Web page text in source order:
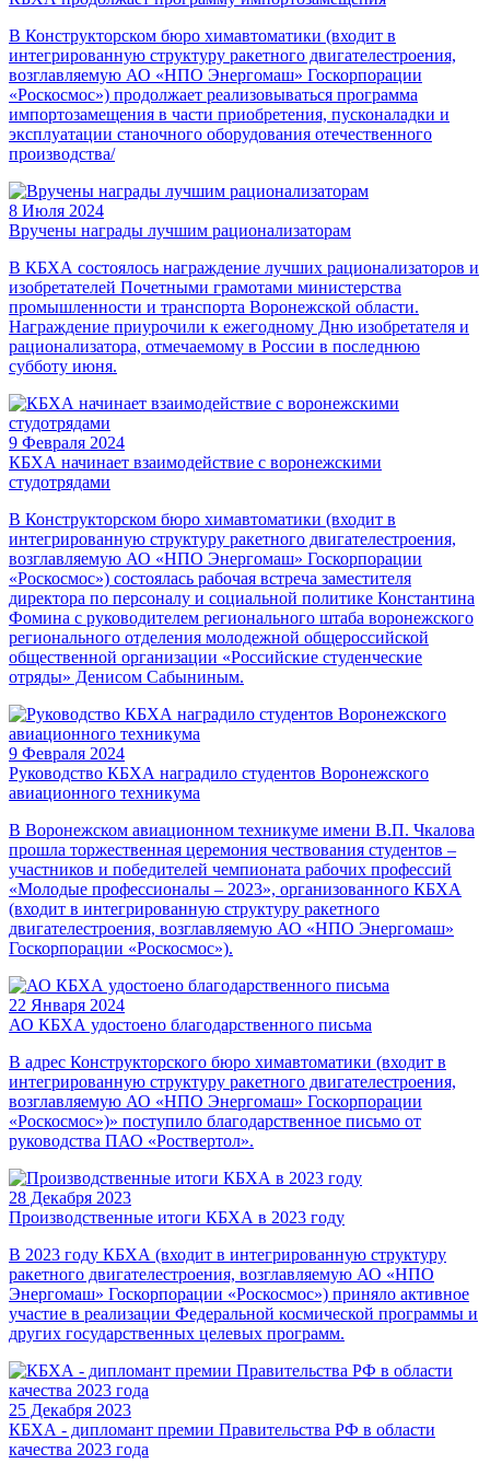
В Конструкторском бюро химавтоматики (входит в
интегрированную структуру ракетного двигателестроения,
возглавляемую АО «НПО Энергомаш» Госкорпорации
«Роскосмос») продолжает реализовываться программа
импортозамещения в части приобретения, пусконаладки и
эксплуатации станочного оборудования отечественного
производства/
8 Июля 2024
Вручены награды лучшим рационализаторам
В КБХА состоялось награждение лучших рационализаторов и
изобретателей Почетными грамотами министерства
промышленности и транспорта Воронежской области.
Награждение приурочили к ежегодному Дню изобретателя и
рационализатора, отмечаемому в России в последнюю
субботу июня.
9 Февраля 2024
КБХА начинает взаимодействие с воронежскими
студотрядами
В Конструкторском бюро химавтоматики (входит в
интегрированную структуру ракетного двигателестроения,
возглавляемую АО «НПО Энергомаш» Госкорпорации
«Роскосмос») состоялась рабочая встреча заместителя
директора по персоналу и социальной политике Константина
Фомина с руководителем регионального штаба воронежского
регионального отделения молодежной общероссийской
общественной организации «Российские студенческие
отряды» Денисом Сабыниным.
9 Февраля 2024
Руководство КБХА наградило студентов Воронежского
авиационного техникума
В Воронежском авиационном техникуме имени В.П. Чкалова
прошла торжественная церемония чествования студентов –
участников и победителей чемпионата рабочих профессий
«Молодые профессионалы – 2023», организованного КБХА
(входит в интегрированную структуру ракетного
двигателестроения, возглавляемую АО «НПО Энергомаш»
Госкорпорации «Роскосмос»).
22 Января 2024
АО КБХА удостоено благодарственного письма
В адрес Конструкторского бюро химавтоматики (входит в
интегрированную структуру ракетного двигателестроения,
возглавляемую АО «НПО Энергомаш» Госкорпорации
«Роскосмос»)» поступило благодарственное письмо от
руководства ПАО «Роствертол».
28 Декабря 2023
Производственные итоги КБХА в 2023 году
В 2023 году КБХА (входит в интегрированную структуру
ракетного двигателестроения, возглавляемую АО «НПО
Энергомаш» Госкорпорации «Роскосмос») приняло активное
участие в реализации Федеральной космической программы и
других государственных целевых программ.
25 Декабря 2023
КБХА - дипломант премии Правительства РФ в области
качества 2023 года